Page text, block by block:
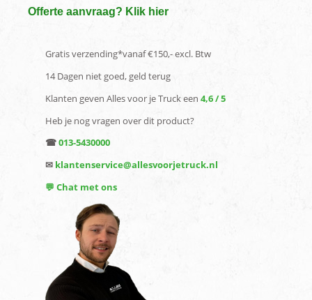
Offerte aanvraag? Klik hier
Gratis verzending*vanaf €150,- excl. Btw
14 Dagen niet goed, geld terug
Klanten geven Alles voor je Truck een 4,6 / 5
Heb je nog vragen over dit product?
☎013-5430000
✉ klantenservice@allesvoorjetruck.nl
💬 Chat met ons